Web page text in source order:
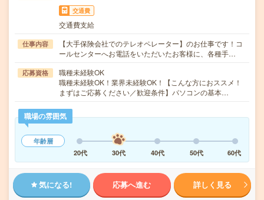
交通費
交通費支給
仕事内容
【大手保険会社でのテレオペレーター】のお仕事です！コ
ールセンターへお電話をいただいたお客様に、各種手…
応募資格
職種未経験OK
職種未経験OK！業界未経験OK！【こんな方におススメ！
まずはご応募ください／歓迎条件】パソコンの基本…
職場の雰囲気
年齢層
20代
30代 40代 50代 60代
気になる! 応募へ進む 詳しく見る